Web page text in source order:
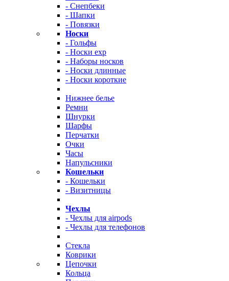
- Снепбеки
- Шапки
- Повязки
Носки
- Гольфы
- Носки exp
- Наборы носков
- Носки длинные
- Носки короткие
Нижнее белье
Ремни
Шнурки
Шарфы
Перчатки
Очки
Часы
Напульсники
Кошельки
- Кошельки
- Визитницы
Чехлы
- Чехлы для airpods
- Чехлы для телефонов
Стекла
Коврики
Цепочки
Кольца